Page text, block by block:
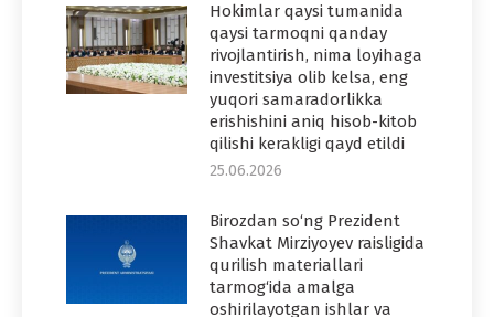
Hokimlar qaysi tumanida
qaysi tarmoqni qanday
rivojlantirish, nima loyihaga
investitsiya olib kelsa, eng
yuqori samaradorlikka
erishishini aniq hisob-kitob
qilishi kerakligi qayd etildi
25.06.2026
Birozdan so‘ng Prezident
Shavkat Mirziyoyev raisligida
qurilish materiallari
tarmog‘ida amalga
oshirilayotgan ishlar va